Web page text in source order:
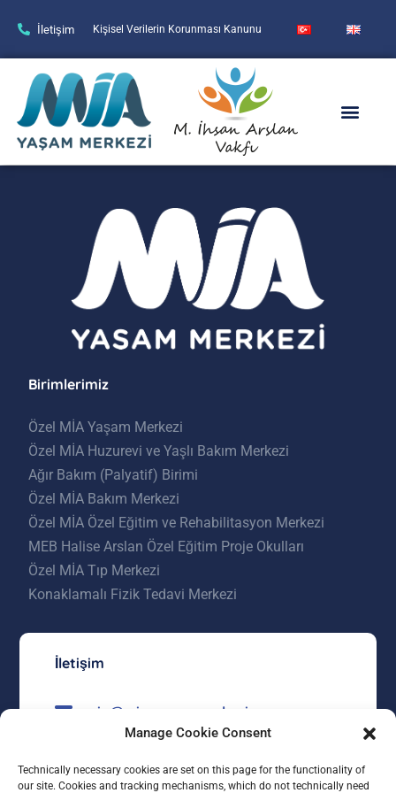
Manage Cookie Consent
Technically necessary cookies are set on this page for the functionality of
our site. Cookies and tracking mechanisms, which do not technically need
İletişim Kişisel Verilerin Korunması Kanunu
Birimlerimiz
Özel MİA Yaşam Merkezi
Özel MİA Huzurevi ve Yaşlı Bakım Merkezi
Ağır Bakım (Palyatif) Birimi
Özel MİA Bakım Merkezi
Özel MİA Özel Eğitim ve Rehabilitasyon Merkezi
MEB Halise Arslan Özel Eğitim Proje Okulları
Özel MİA Tıp Merkezi
Konaklamalı Fizik Tedavi Merkezi
İletişim
mia@miayasammerkezi.com
Kızılcaşar Mahallesi 4528 Sokak No:5